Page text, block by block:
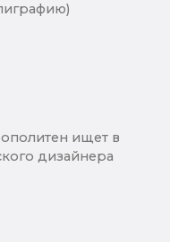
ищет в
дизайнера